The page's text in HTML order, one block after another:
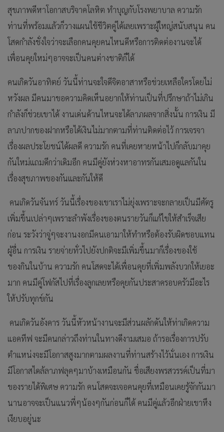
สุขภาพดีหาโอกาสบริจาคโลหิต ทำบุญกับโรงพยาบาล ความรัก
ท่านที่พร้อมแล้วก็วางแผนใช้ชีวิตคู่ได้เลยเพราะผู้ใหญ่สนับสนุน คน
โสดกำลังชั่งใจว่าจะเลือกคนคุยคนไหนดีหรือการติดต่องานจะได้
เพื่อนคุยใหม่ๆอาจจะเป็นคนต่างชาติก็ได้
คนเกิดวันอาทิตย์ วันนี้ท่านจะใจดีจิตอาสาหรือช่วยเหลือใครโดยไม่
หวังผล มีคนมาขอความคิดเห็นอยากให้ท่านเป็นที่ปรึกษาถ้าไม่เกิน
กำลังก็ช่วยเขาได้ งานเด่นด้านไหนจะได้ลาภผลจากสิ่งนั้น การเงิน มี
ลาภปากของฝากหรือได้เงินไม่มากตามที่ท่านติดต่อไว้ การเจรจา
เรื่องผลประโยชน์ได้ผลดี ความรัก คนที่เคยหายหน้าไปก็กลับมาคุย
กันใหม่แถมดีกว่าเดิมอีก คนมีคู่ยังห่วงหาอาทรกันเสมอดูแลกันใน
เรื่องสุขภาพของกันและกันให้ดี
คนเกิดวันจันทร์ วันนี้เรื่องของเขาเราไม่ยุ่งเพราะจะกลายเป็นมีศัตรู
เพิ่มขึ้นเปล่าๆเพราะลำพังเรื่องของตนรายวันก็แก้ไขให้สำเร็จเสีย
ก่อน ระวังว่าจู่ๆจะงานงอกมีคนเอามาให้ทำหรือต้องรับผิดชอบแทน
ผู้อื่น การเงิน รายจ่ายทั่วไปยังปกติจะมีเพิ่มขึ้นมาก็เรื่องของใช้
ของกินในบ้าน ความรัก คนโสดจะได้เพื่อนคุยที่เพิ่มพลังบวกให้เยอะ
มาก คนมีคู่โฟกัสไปที่เรื่องลูกเลยหรือคุยกันประสาครอบครัวมีอะไร
ให้ปรับทุกข์กัน
คนเกิดวันอังคาร วันนี้หัวหน้างานจะมีส่วนผลักดันให้ท่าเกิดความ
แอคทีฟ จะมีคนกล่าวถึงท่านในทางดีงามเสมอ ถ้ารอเรื่องการปรับ
ตำแหน่งจะมีโอกาสสูงมากตามผลงานที่ท่านสร้างไว้นั่นเอง การเงิน
มีโอกาสไดล้ลาภฟลุคๆมาบ้างเหมือนกัน ชื่อเสียงพรสวรรค์เป็นที่มา
ของรายได้พิเศษ ความรัก คนโสดจะเจอคนคุยที่เหมือนเคยรู้จักกันมา
นานอาจจะเป็นแนวพี่ๆน้องๆกันก่อนก็ได้ คนมีคู่แล้วอีกฝ่ายเขาหึง
เงียบอยู่นะ